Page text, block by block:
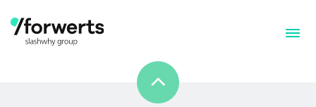
Werde ein Teil von forwerts
Wir sind stets auf der Suche nach neuen Expert:innen die
Lust haben, spannende digitale Produkte und Services
zu kreieren und dabei stets die Nutzer:innen und unsere